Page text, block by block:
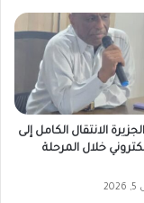
الانتقال الكامل إلى
خلال المرحلة